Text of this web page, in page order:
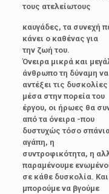
τους ατελείωτους
καυγάδες, τα συνεχή
κάνει ο καθένας για
την ζωή του.
Όνειρα μικρά και
άνθρωπο τη δύναμη να
αντέξει τις
μέσα στην πορεία του
έργου, οι ήρωες θα
από τα όνειρα -που
δυστυχώς τόσο
αγάπη, η
συντροφικότητα, η
παραμένουμε
σε κάθε δυσκολία.
μπορούμε να βγούμε